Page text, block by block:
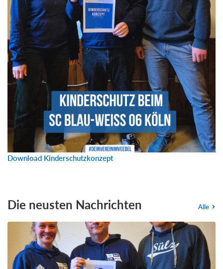
Download Kinderschutzkonzept
Die neusten Nachrichten Alle